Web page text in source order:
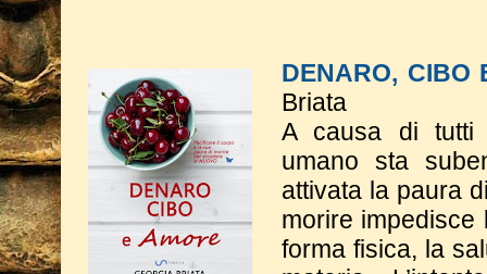
DENARO, CIBO
Briata
A causa di tutti
umano sta
attivata la paura
morire
forma fisica, la